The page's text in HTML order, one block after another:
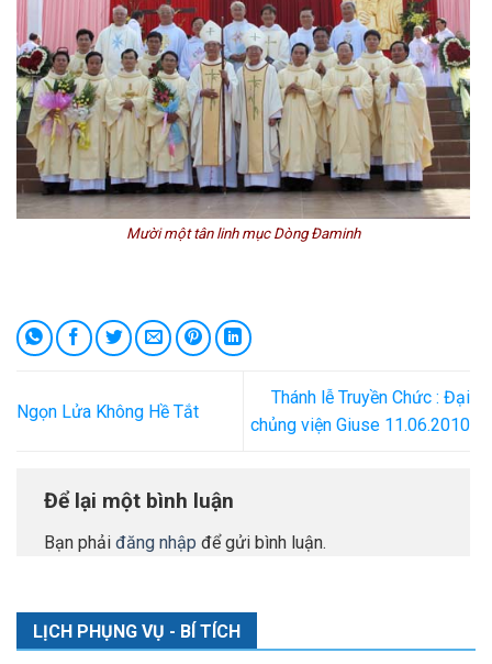
Mười một tân linh mục Dòng Đaminh
Ngọn Lửa Không Hề Tắt
Thánh lễ Truyền Chức : Đại
chủng viện Giuse 11.06.2010
Để lại một bình luận
Bạn phải đăng nhập để gửi bình luận.
LỊCH PHỤNG VỤ - BÍ TÍCH